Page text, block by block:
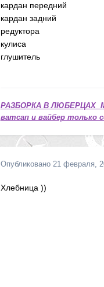
кардан передний
кардан задний
редуктора
кулиса
глушитель
РАЗБОРКА В ЛЮБЕРЦАХ
ватсап и вайбер только
Опубликовано 21 февраля,
Хлебница ))